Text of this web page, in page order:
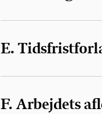
E.
F. Arbejdets